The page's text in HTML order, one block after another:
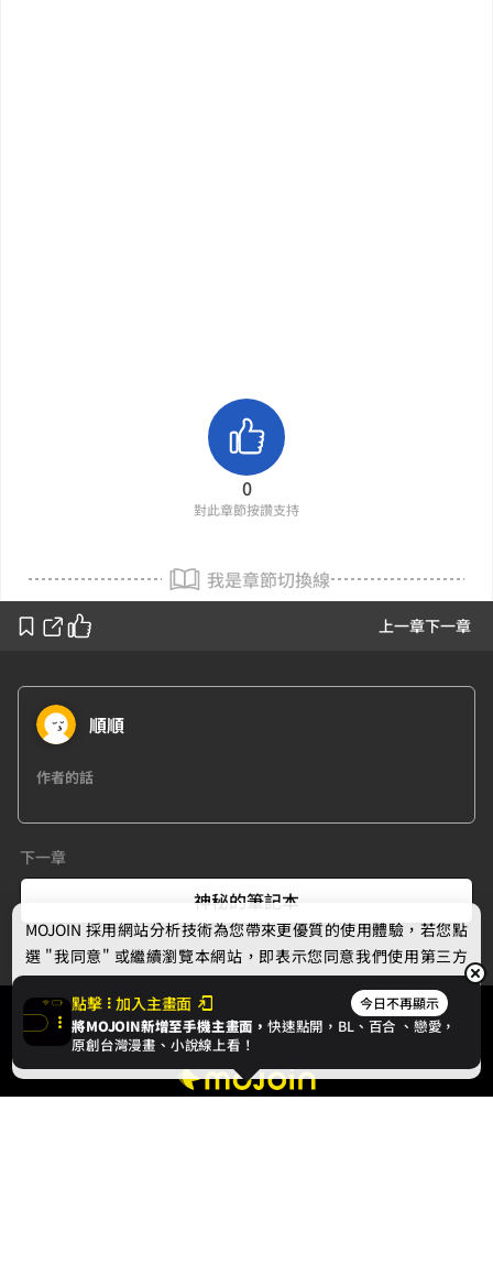
上一章下一章
0
對此章節按讚支持
我是章節切換線
順順
作者的話
下一章
神秘的筆記本
點擊 加入主畫面 今日不再顯示
將MOJOIN新增至手機主畫面，快速點開，BL、 百合 、戀愛，
原創台灣漫畫、小說線上看！
MOJOIN採用網站分析技術為您帶來更優質的使用體驗，若您點
選 "我同意" 或繼續瀏覽本網站，即表示您同意我們使用第三方
Cookie，欲瞭解更多資訊請見隱私權政策。
我同意